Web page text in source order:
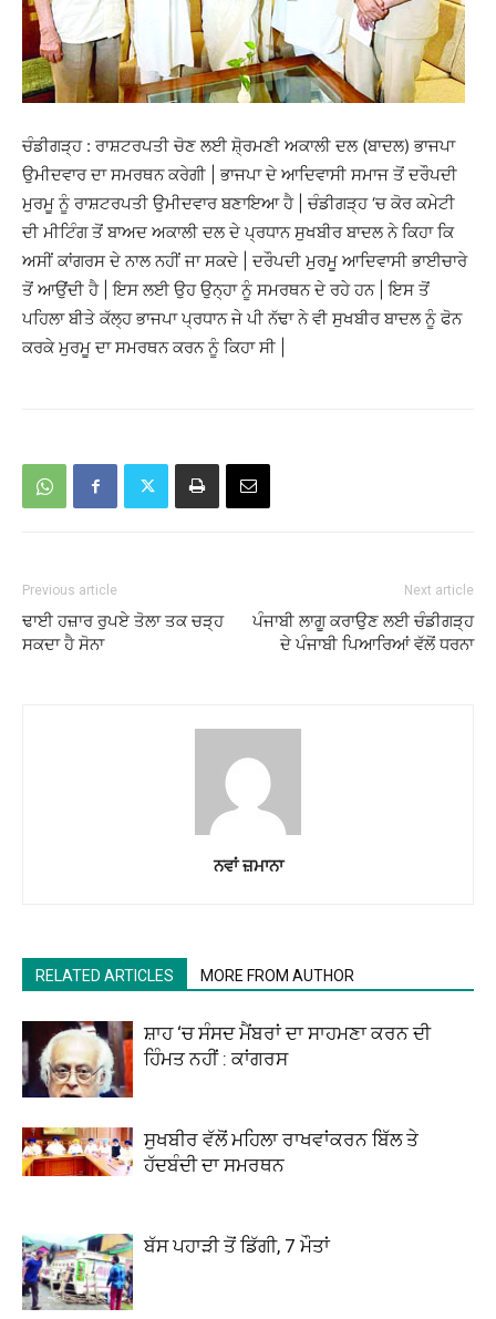
ਚੰਡੀਗੜ੍ਹ : ਰਾਸ਼ਟਰਪਤੀ ਚੋਣ ਲਈ ਸ਼ੋ੍ਰਮਣੀ ਅਕਾਲੀ ਦਲ (ਬਾਦਲ) ਭਾਜਪਾ
ਉਮੀਦਵਾਰ ਦਾ ਸਮਰਥਨ ਕਰੇਗੀ | ਭਾਜਪਾ ਦੇ ਆਦਿਵਾਸੀ ਸਮਾਜ ਤੋਂ ਦਰੌਪਦੀ
ਮੁਰਮੂ ਨੂੰ ਰਾਸ਼ਟਰਪਤੀ ਉਮੀਦਵਾਰ ਬਣਾਇਆ ਹੈ | ਚੰਡੀਗੜ੍ਹ ‘ਚ ਕੋਰ ਕਮੇਟੀ
ਦੀ ਮੀਟਿੰਗ ਤੋਂ ਬਾਅਦ ਅਕਾਲੀ ਦਲ ਦੇ ਪ੍ਰਧਾਨ ਸੁਖਬੀਰ ਬਾਦਲ ਨੇ ਕਿਹਾ ਕਿ
ਅਸੀਂ ਕਾਂਗਰਸ ਦੇ ਨਾਲ ਨਹੀਂ ਜਾ ਸਕਦੇ | ਦਰੌਪਦੀ ਮੁਰਮੂ ਆਦਿਵਾਸੀ ਭਾਈਚਾਰੇ
ਤੋਂ ਆਉਂਦੀ ਹੈ | ਇਸ ਲਈ ਉਹ ਉਨ੍ਹਾ ਨੂੰ ਸਮਰਥਨ ਦੇ ਰਹੇ ਹਨ | ਇਸ ਤੋਂ
ਪਹਿਲਾ ਬੀਤੇ ਕੱਲ੍ਹ ਭਾਜਪਾ ਪ੍ਰਧਾਨ ਜੇ ਪੀ ਨੱਢਾ ਨੇ ਵੀ ਸੁਖਬੀਰ ਬਾਦਲ ਨੂੰ ਫੋਨ
ਕਰਕੇ ਮੁਰਮੂ ਦਾ ਸਮਰਥਨ ਕਰਨ ਨੂੰ ਕਿਹਾ ਸੀ |
Previous article
ਢਾਈ ਹਜ਼ਾਰ ਰੁਪਏ ਤੋਲਾ ਤਕ ਚੜ੍ਹ
ਸਕਦਾ ਹੈ ਸੋਨਾ
Next article
ਪੰਜਾਬੀ ਲਾਗੂ ਕਰਾਉਣ ਲਈ ਚੰਡੀਗੜ੍ਹ
ਦੇ ਪੰਜਾਬੀ ਪਿਆਰਿਆਂ ਵੱਲੋਂ ਧਰਨਾ
ਨਵਾਂ ਜ਼ਮਾਨਾ
RELATED ARTICLES MORE FROM AUTHOR
ਸ਼ਾਹ ‘ਚ ਸੰਸਦ ਮੈਂਬਰਾਂ ਦਾ ਸਾਹਮਣਾ ਕਰਨ ਦੀ
ਹਿੰਮਤ ਨਹੀਂ : ਕਾਂਗਰਸ
ਸੁਖਬੀਰ ਵੱਲੋਂ ਮਹਿਲਾ ਰਾਖਵਾਂਕਰਨ ਬਿੱਲ ਤੇ
ਹੱਦਬੰਦੀ ਦਾ ਸਮਰਥਨ
ਬੱਸ ਪਹਾੜੀ ਤੋਂ ਡਿੱਗੀ, 7 ਮੌਤਾਂ